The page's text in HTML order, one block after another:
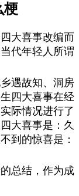
梗
大喜事改编而
代年轻人所谓
遇故知、洞房
四大喜事在经
际情况进行了
大喜事是：久
到的惊喜是：
总结，作为成